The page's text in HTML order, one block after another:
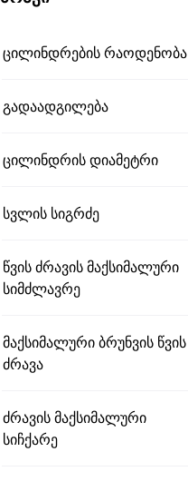
ცილინდრების რაოდენობა
გადაადგილება
ცილინდრის დიამეტრი
სვლის სიგრძე
წვის ძრავის მაქსიმალური
სიმძლავრე
მაქსიმალური ბრუნვის წვის
ძრავა
ძრავის მაქსიმალური
სიჩქარე